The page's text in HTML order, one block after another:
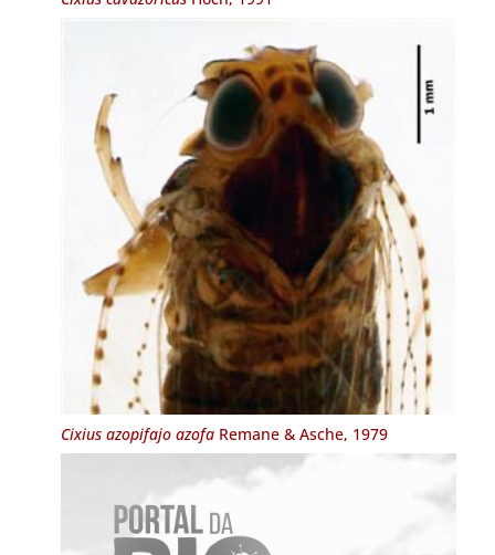
Cixius azopifajo azofaRemane & Asche, 1979